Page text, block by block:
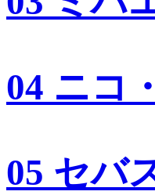
04 ニコ
05 セバ